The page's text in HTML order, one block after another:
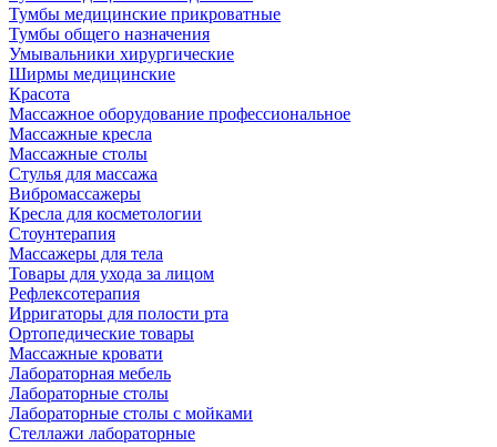
Тумбы медицинские прикроватные
Тумбы общего назначения
Умывальники хирургические
Ширмы медицинские
Красота
Массажное оборудование профессиональное
Массажные кресла
Массажные столы
Стулья для массажа
Вибромассажеры
Кресла для косметологии
Стоунтерапия
Массажеры для тела
Товары для ухода за лицом
Рефлексотерапия
Ирригаторы для полости рта
Ортопедические товары
Массажные кровати
Лабораторная мебель
Лабораторные столы
Лабораторные столы с мойками
Стеллажи лабораторные